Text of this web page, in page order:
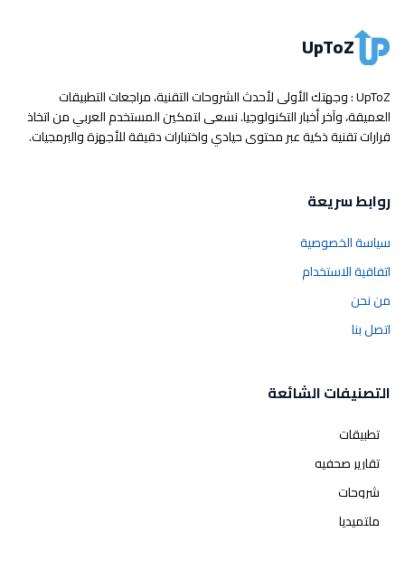
UpToZ
UpToZ : وجهتك الأولى لأحدث الشروحات التقنية، مراجعات التطبيقات
العميقة، وآخر أخبار التكنولوجيا. نسعى لتمكين المستخدم العربي من اتخاذ
قرارات تقنية ذكية عبر محتوى حيادي واختبارات دقيقة للأجهزة والبرمجيات.
روابط سريعة
سياسة الخصوصية
اتفاقية الاستخدام
من نحن
اتصل بنا
التصنيفات الشائعة
تطبيقات
تقارير صحفيه
شروحات
ملتميديا